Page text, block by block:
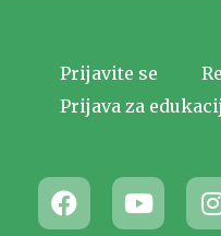
Prijavite se
Prijava za